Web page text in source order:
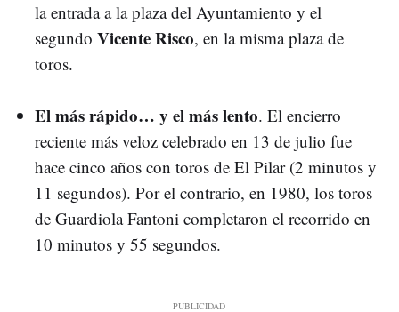
la entrada a la plaza del Ayuntamiento y el
segundo Vicente Risco, en la misma plaza de
toros.
El más rápido… y el más lento. El encierro
reciente más veloz celebrado en 13 de julio fue
hace cinco años con toros de El Pilar (2 minutos y
11 segundos). Por el contrario, en 1980, los toros
de Guardiola Fantoni completaron el recorrido en
10 minutos y 55 segundos.